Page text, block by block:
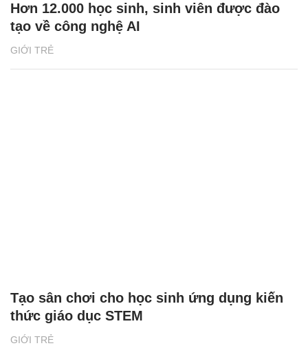
GIỚI TRẺ
Hơn 12.000 học sinh, sinh viên được đào
tạo về công nghệ AI
GIỚI TRẺ
Tạo sân chơi cho học sinh ứng dụng kiến
thức giáo dục STEM